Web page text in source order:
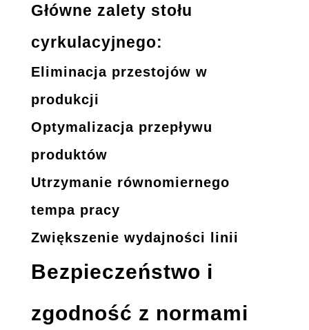
Główne zalety stołu
cyrkulacyjnego:
Eliminacja przestojów w
produkcji
Optymalizacja przepływu
produktów
Utrzymanie równomiernego
tempa pracy
Zwiększenie wydajności linii
Bezpieczeństwo i
zgodność z normami